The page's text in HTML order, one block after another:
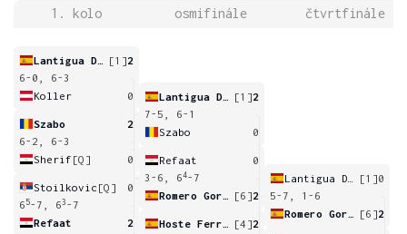
1. kolo osmifinále čtvrtfinále
[1]2
6-0, 6-3
Koller
0
Szabo
2
6-2, 6-3
Sherif [Q] 0
Stoilkovic [Q]
0
6 5-7, 63 -7
Refaat
2
[1]2
7-5, 6-1
Szabo
0
Refaat
0
3-6, 64-7
[6]2
[4]2
[1]0
5-7, 1-6
[6]2